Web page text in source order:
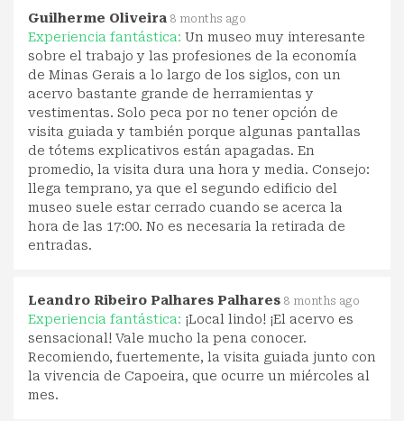
Guilherme Oliveira 8 months ago
Experiencia fantástica: Un museo muy interesante
sobre el trabajo y las profesiones de la economía
de Minas Gerais a lo largo de los siglos, con un
acervo bastante grande de herramientas y
vestimentas. Solo peca por no tener opción de
visita guiada y también porque algunas pantallas
de tótems explicativos están apagadas. En
promedio, la visita dura una hora y media. Consejo:
llega temprano, ya que el segundo edificio del
museo suele estar cerrado cuando se acerca la
hora de las 17:00. No es necesaria la retirada de
entradas.
Leandro Ribeiro Palhares Palhares 8 months ago
Experiencia fantástica: ¡Local lindo! ¡El acervo es
sensacional! Vale mucho la pena conocer.
Recomiendo, fuertemente, la visita guiada junto con
la vivencia de Capoeira, que ocurre un miércoles al
mes.